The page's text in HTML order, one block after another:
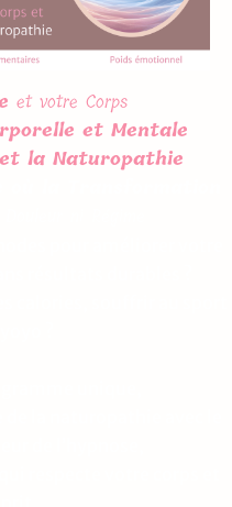
et votre Corps
et Mentale
la Naturopathie